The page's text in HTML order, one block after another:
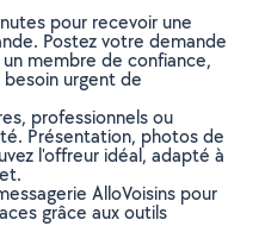
pour recevoir une
Postez votre demande
membre de confiance,
urgent de
professionnels ou
Présentation, photos de
l'offreur idéal, adapté à
AlloVoisins pour
grâce aux outils